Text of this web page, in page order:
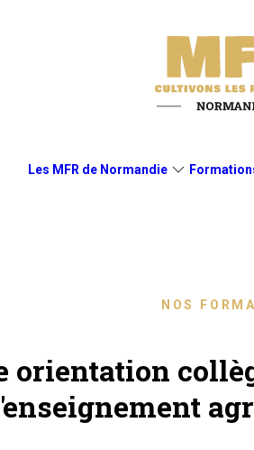
Les MFR de Normandie
NOS
orientation